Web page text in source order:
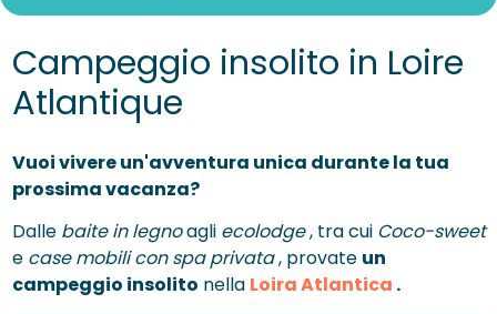
Campeggio insolito in Loire
Atlantique
Vuoi vivere un'avventura unica durante la tua
prossima vacanza?
Dalle baite in legnoagli ecolodge, tra cui Coco-sweet
e case mobili con spa privata, provate un
campeggio insolito nella Loira Atlantica .